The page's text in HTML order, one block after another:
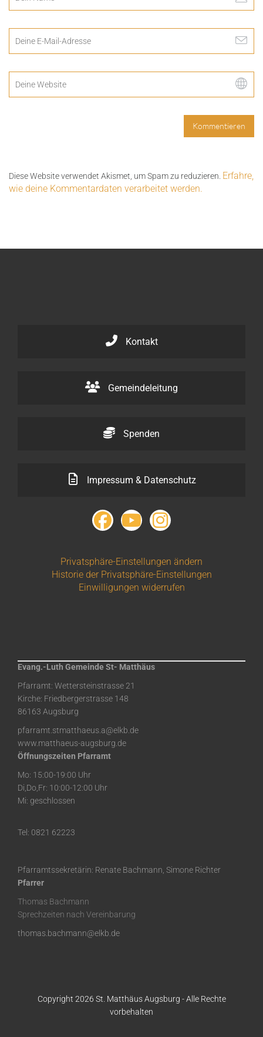
Diese Website verwendet Akismet, um Spam zu reduzieren. Erfahre,
wie deine Kommentardaten verarbeitet werden.
Kontakt
Gemeindeleitung
Spenden
Impressum & Datenschutz
Privatsphäre-Einstellungen ändern
Historie der Privatsphäre-Einstellungen
Einwilligungen widerrufen
Evang.-Luth Gemeinde St- Matthäus
Pfarramt: Wettersteinstrasse 21
Kirche: Friedbergerstrasse 148
86163 Augsburg
pfarramt.stmatthaeus.a@elkb.de
www.matthaeus-augsburg.de
Öffnungszeiten Pfarramt
Mo: 15:00-19:00 Uhr
Di,Do,Fr: 10:00-12:00 Uhr
Mi: geschlossen
Tel: 0821 62223
Pfarramtssekretärin: Renate Bachmann, Simone Richter
Pfarrer
Thomas Bachmann
Sprechzeiten nach Vereinbarung
thomas.bachmann@elkb.de
Copyright 2026 St. Matthäus Augsburg - Alle Rechte
vorbehalten